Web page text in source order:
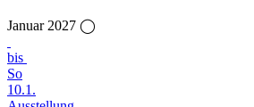
Januar 2027 ◯
bis
So
10.1.